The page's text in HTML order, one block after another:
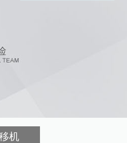
机